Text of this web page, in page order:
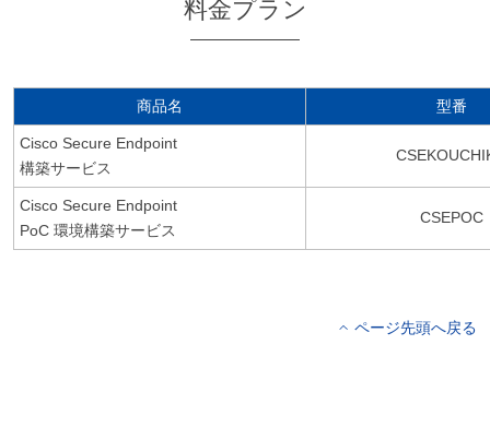
料金プラン
商品名 型番
Cisco Secure Endpoint
構築サービス
Cisco Secure Endpoint
PoC 環境構築サービス
CSEPOC
ページ先頭へ戻る